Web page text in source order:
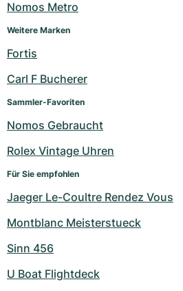
Nomos Metro
Weitere Marken
Fortis
Carl F Bucherer
Sammler-Favoriten
Nomos Gebraucht
Rolex Vintage Uhren
Für Sie empfohlen
Jaeger Le-Coultre Rendez Vous
Montblanc Meisterstueck
Sinn 456
U Boat Flightdeck